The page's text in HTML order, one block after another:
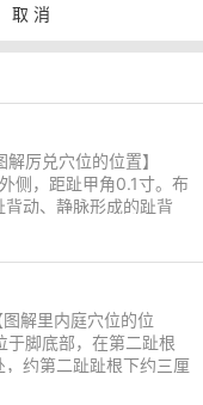
取 消
解厉兑穴位的位置】
侧，距趾甲角0.1寸。布
动、静脉形成的趾背
解里内庭穴位的位
脚底部，在第二趾根
约第二趾趾根下约三厘